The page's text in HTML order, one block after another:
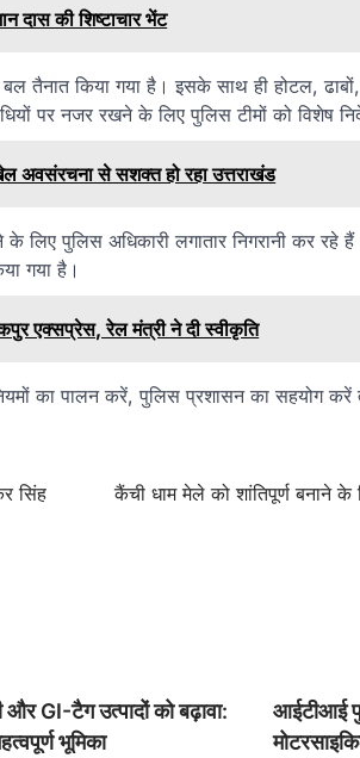
दास की शिष्टाचार भेंट
बल तैनात किया गया है। इसके साथ ही होटल,
पर नजर रखने के लिए पुलिस टीमों को विशेष
अवसंरचना से सशक्त हो रहा उत्तराखंड
लिए पुलिस अधिकारी लगातार निगरानी कर
गया है।
एक्सप्रेस, रेल मंत्री ने दी स्वीकृति
का पालन करें, पुलिस प्रशासन का सहयोग करें
सिंह
कैंची धाम मेले को शांतिपूर्ण बनाने
GI-टैग उत्पादों को बढ़ावा:
भूमिका
आईटीआई